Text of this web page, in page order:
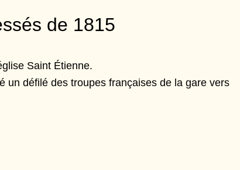
de 1815
Saint Étienne.
un défilé des troupes françaises de la gare vers